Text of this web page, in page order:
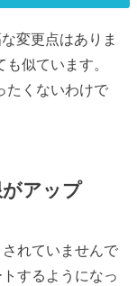
変更点はありま
似ています。
たくないわけで
アップ
れていませんで
するようになっ